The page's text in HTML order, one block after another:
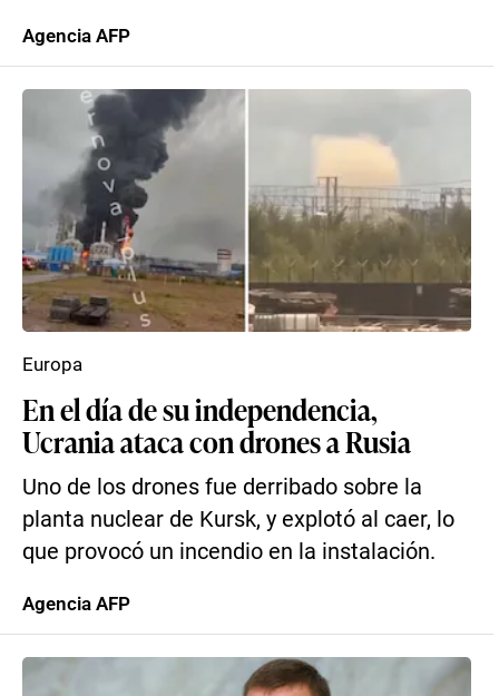
Agencia AFP
En el día de su independencia,
Ucrania ataca con drones a Rusia
Uno de los drones fue derribado sobre la
planta nuclear de Kursk, y explotó al caer, lo
que provocó un incendio en la instalación.
Europa
Agencia AFP